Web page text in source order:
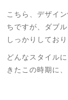
こちら、デザイ
ちですが、ダブ
しっかりしてお
どんなスタイル
きたこの時期に